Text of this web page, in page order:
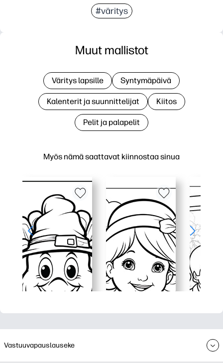
#väritys
Myös nämä saattavat kiinnostaa sinua
Muut mallistot
Väritys lapsille Syntymäpäivä
Kalenterit ja suunnittelijat Kiitos
Pelit ja palapelit
Vastuuvapauslauseke